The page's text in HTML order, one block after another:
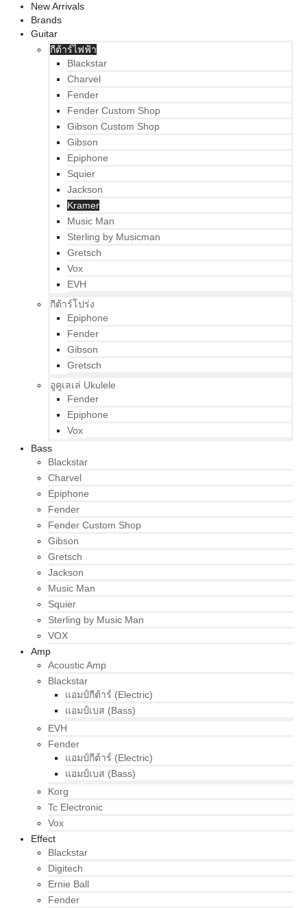
New Arrivals
Brands
Guitar
กีต้าร์ไฟฟ้า
Blackstar
Charvel
Fender
Fender Custom Shop
Gibson Custom Shop
Gibson
Epiphone
Squier
Jackson
Kramer
Music Man
Sterling by Musicman
Gretsch
Vox
EVH
กีต้าร์โปร่ง
Epiphone
Fender
Gibson
Gretsch
อูคูเลเล่ Ukulele
Fender
Epiphone
Vox
Bass
Blackstar
Charvel
Epiphone
Fender
Fender Custom Shop
Gibson
Gretsch
Jackson
Music Man
Squier
Sterling by Music Man
VOX
Amp
Acoustic Amp
Blackstar
แอมป์กีต้าร์ (Electric)
แอมป์เบส (Bass)
EVH
Fender
แอมป์กีต้าร์ (Electric)
แอมป์เบส (Bass)
Korg
Tc Electronic
Vox
Effect
Blackstar
Digitech
Ernie Ball
Fender